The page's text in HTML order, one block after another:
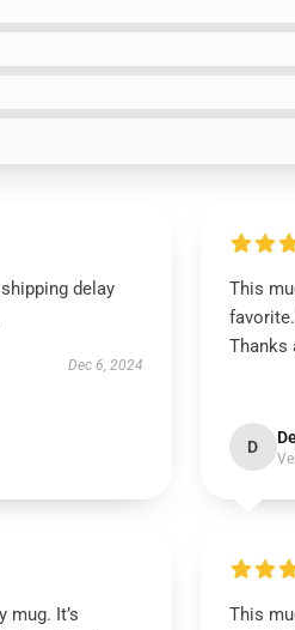
delay
Dec 6, 2024
This
Thanks
D
mug. It’s
This